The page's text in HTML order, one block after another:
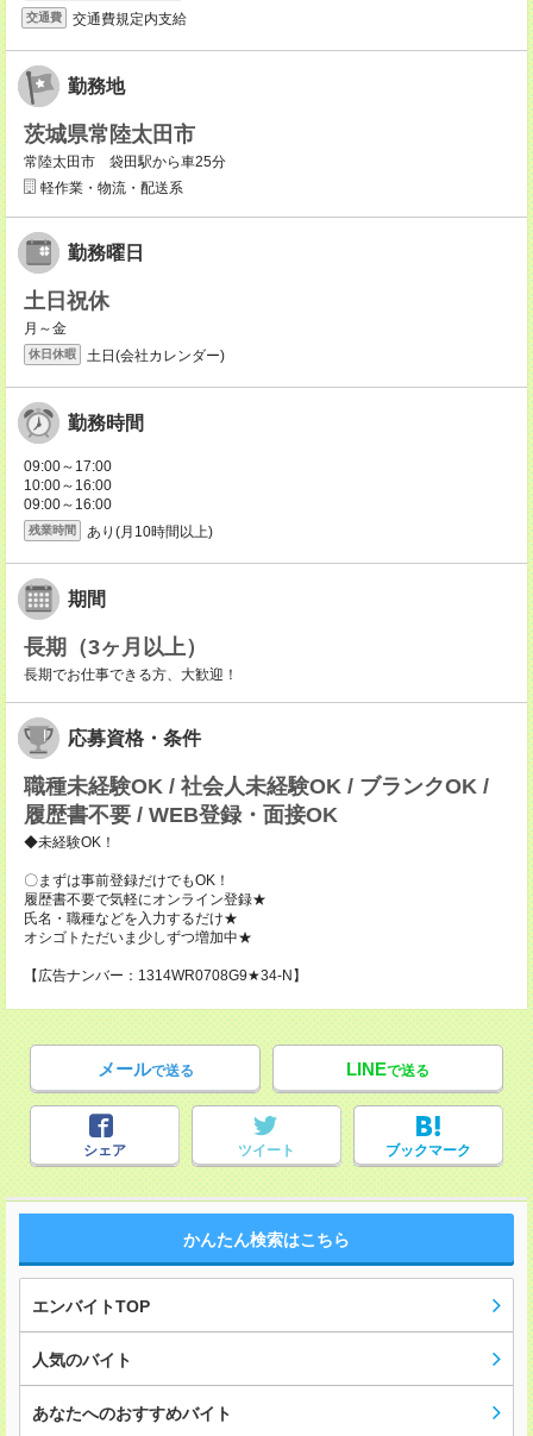
交通費 交通費規定内支給
勤務地
茨城県常陸太田市
常陸太田市 袋田駅から車25分
軽作業・物流・配送系
勤務曜日
土日祝休
月～金
休日休暇 土日(会社カレンダー)
勤務時間
09:00～17:00
10:00～16:00
09:00～16:00
残業時間 あり(月10時間以上)
期間
長期（3ヶ月以上）
長期でお仕事できる方、大歓迎！
応募資格・条件
職種未経験OK / 社会人未経験OK / ブランクOK /
履歴書不要 / WEB登録・面接OK
◆未経験OK！
〇まずは事前登録だけでもOK！
履歴書不要で気軽にオンライン登録★
氏名・職種などを入力するだけ★
オシゴトただいま少しずつ増加中★
【広告ナンバー：1314WR0708G9★34-N】
メールで送る LINEで送る
シェア ツイート ブックマーク
かんたん検索はこちら
エンバイトTOP
人気のバイト
あなたへのおすすめバイト